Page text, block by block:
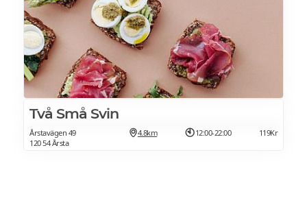
Två Små Svin
Årstavägen 49
120 54 Årsta
4.8km 12:00-22:00 119Kr